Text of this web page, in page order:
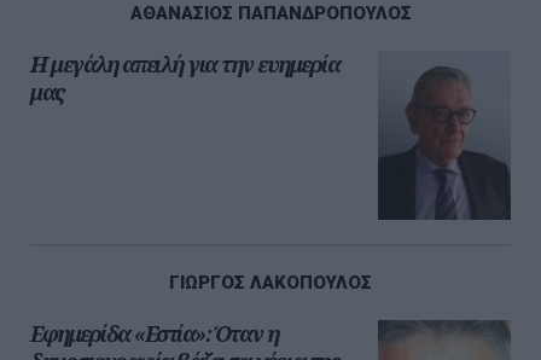
ΑΘΑΝΑΣΙΟΣ ΠΑΠΑΝΔΡΟΠΟΥΛΟΣ
Η μεγάλη απειλή για την ευημερία
μας
ΓΙΩΡΓΟΣ ΛΑΚΟΠΟΥΛΟΣ
Εφημερίδα «Εστία»: Όταν η